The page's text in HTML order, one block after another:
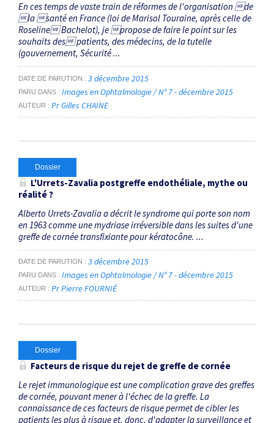
En ces temps de vaste train de réformes de l'organisation de
la santé en France (loi de Marisol Touraine, après celle de
Roseline Bachelot), je propose de faire le point sur les
souhaits des patients, des médecins, de la tutelle
(gouvernement, Sécurité ...
DATE DE PARUTION 3 décembre 2015
PARU DANS Images en Ophtalmologie / N° 7 - décembre 2015
AUTEUR Pr Gilles CHAINE
Dossier
L'Urrets-Zavalia postgreffe endothéliale, mythe ou
réalité ?
Alberto Urrets-Zavalia a décrit le syndrome qui porte son nom
en 1963 comme une mydriase irréversible dans les suites d'une
greffe de cornée transfixiante pour kératocône. ...
DATE DE PARUTION 3 décembre 2015
PARU DANS Images en Ophtalmologie / N° 7 - décembre 2015
AUTEUR Pr Pierre FOURNIÉ
Dossier
Facteurs de risque du rejet de greffe de cornée
Le rejet immunologique est une complication grave des greffes
de cornée, pouvant mener à l'échec de la greffe. La
connaissance de ces facteurs de risque permet de cibler les
patients les plus à risque et, donc, d'adapter la surveillance et